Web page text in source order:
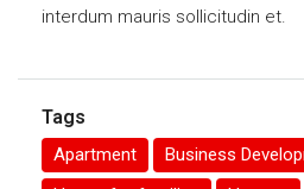
interdum mauris sollicitudin et.
Tags
Apartment
Business